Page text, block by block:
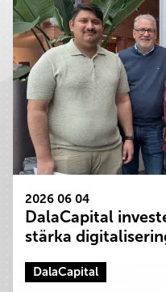
2026 06 04
DalaCapital
stärka
DalaCapital